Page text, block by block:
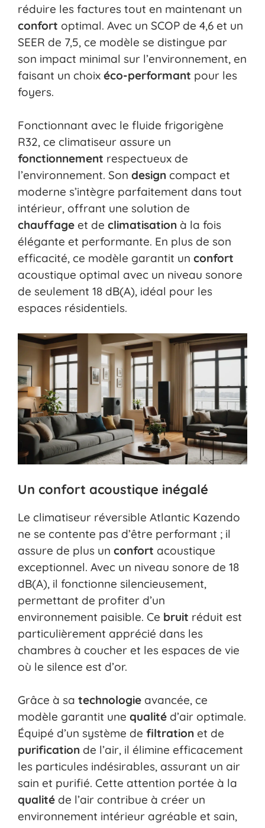
réduire les factures tout en maintenant un
confort optimal. Avec un SCOP de 4,6 et un
SEER de 7,5, ce modèle se distingue par
son impact minimal sur l’environnement, en
faisant un choix éco-performant pour les
foyers.
Fonctionnant avec le fluide frigorigène
R32, ce climatiseur assure un
fonctionnement respectueux de
l’environnement. Son design compact et
moderne s’intègre parfaitement dans tout
intérieur, offrant une solution de
chauffage et de climatisation à la fois
élégante et performante. En plus de son
efficacité, ce modèle garantit un confort
acoustique optimal avec un niveau sonore
de seulement 18 dB(A), idéal pour les
espaces résidentiels.
Un confort acoustique inégalé
Le climatiseur réversible Atlantic Kazendo
ne se contente pas d’être performant ; il
assure de plus un confort acoustique
exceptionnel. Avec un niveau sonore de 18
dB(A), il fonctionne silencieusement,
permettant de profiter d’un
environnement paisible. Ce bruit réduit est
particulièrement apprécié dans les
chambres à coucher et les espaces de vie
où le silence est d’or.
Grâce à sa technologie avancée, ce
modèle garantit une qualité d’air optimale.
Équipé d’un système de filtration et de
purification de l’air, il élimine efficacement
les particules indésirables, assurant un air
sain et purifié. Cette attention portée à la
qualité de l’air contribue à créer un
environnement intérieur agréable et sain,